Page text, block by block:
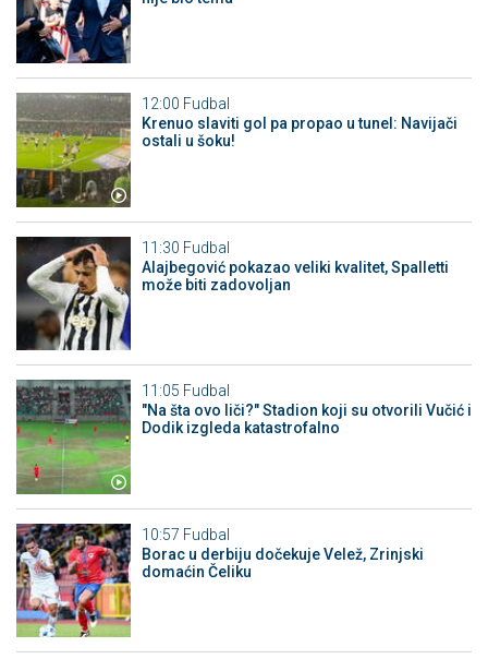
12:00 Fudbal
Krenuo slaviti gol pa propao u tunel: Navijači
ostali u šoku!
11:30 Fudbal
Alajbegović pokazao veliki kvalitet, Spalletti
može biti zadovoljan
11:05 Fudbal
"Na šta ovo liči?" Stadion koji su otvorili Vučić i
Dodik izgleda katastrofalno
10:57 Fudbal
Borac u derbiju dočekuje Velež, Zrinjski
domaćin Čeliku